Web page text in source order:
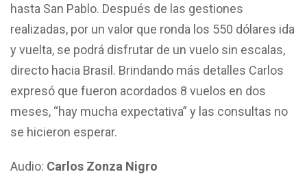
hasta San Pablo. Después de las gestiones
realizadas, por un valor que ronda los 550 dólares ida
y vuelta, se podrá disfrutar de un vuelo sin escalas,
directo hacia Brasil. Brindando más detalles Carlos
expresó que fueron acordados 8 vuelos en dos
meses, “hay mucha expectativa” y las consultas no
se hicieron esperar.
Audio: Carlos Zonza Nigro